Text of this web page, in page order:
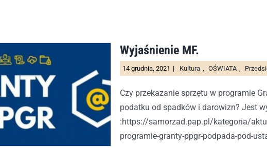
Wyjaśnienie MF.
14 grudnia, 2021 | Kultura , OŚWIATA ,
Czy przekazanie sprzętu w programie
podatku od spadków i darowizn? Jest
:https://samorzad.pap.pl/kategoria/
programie-granty-ppgr-podpada-pod-